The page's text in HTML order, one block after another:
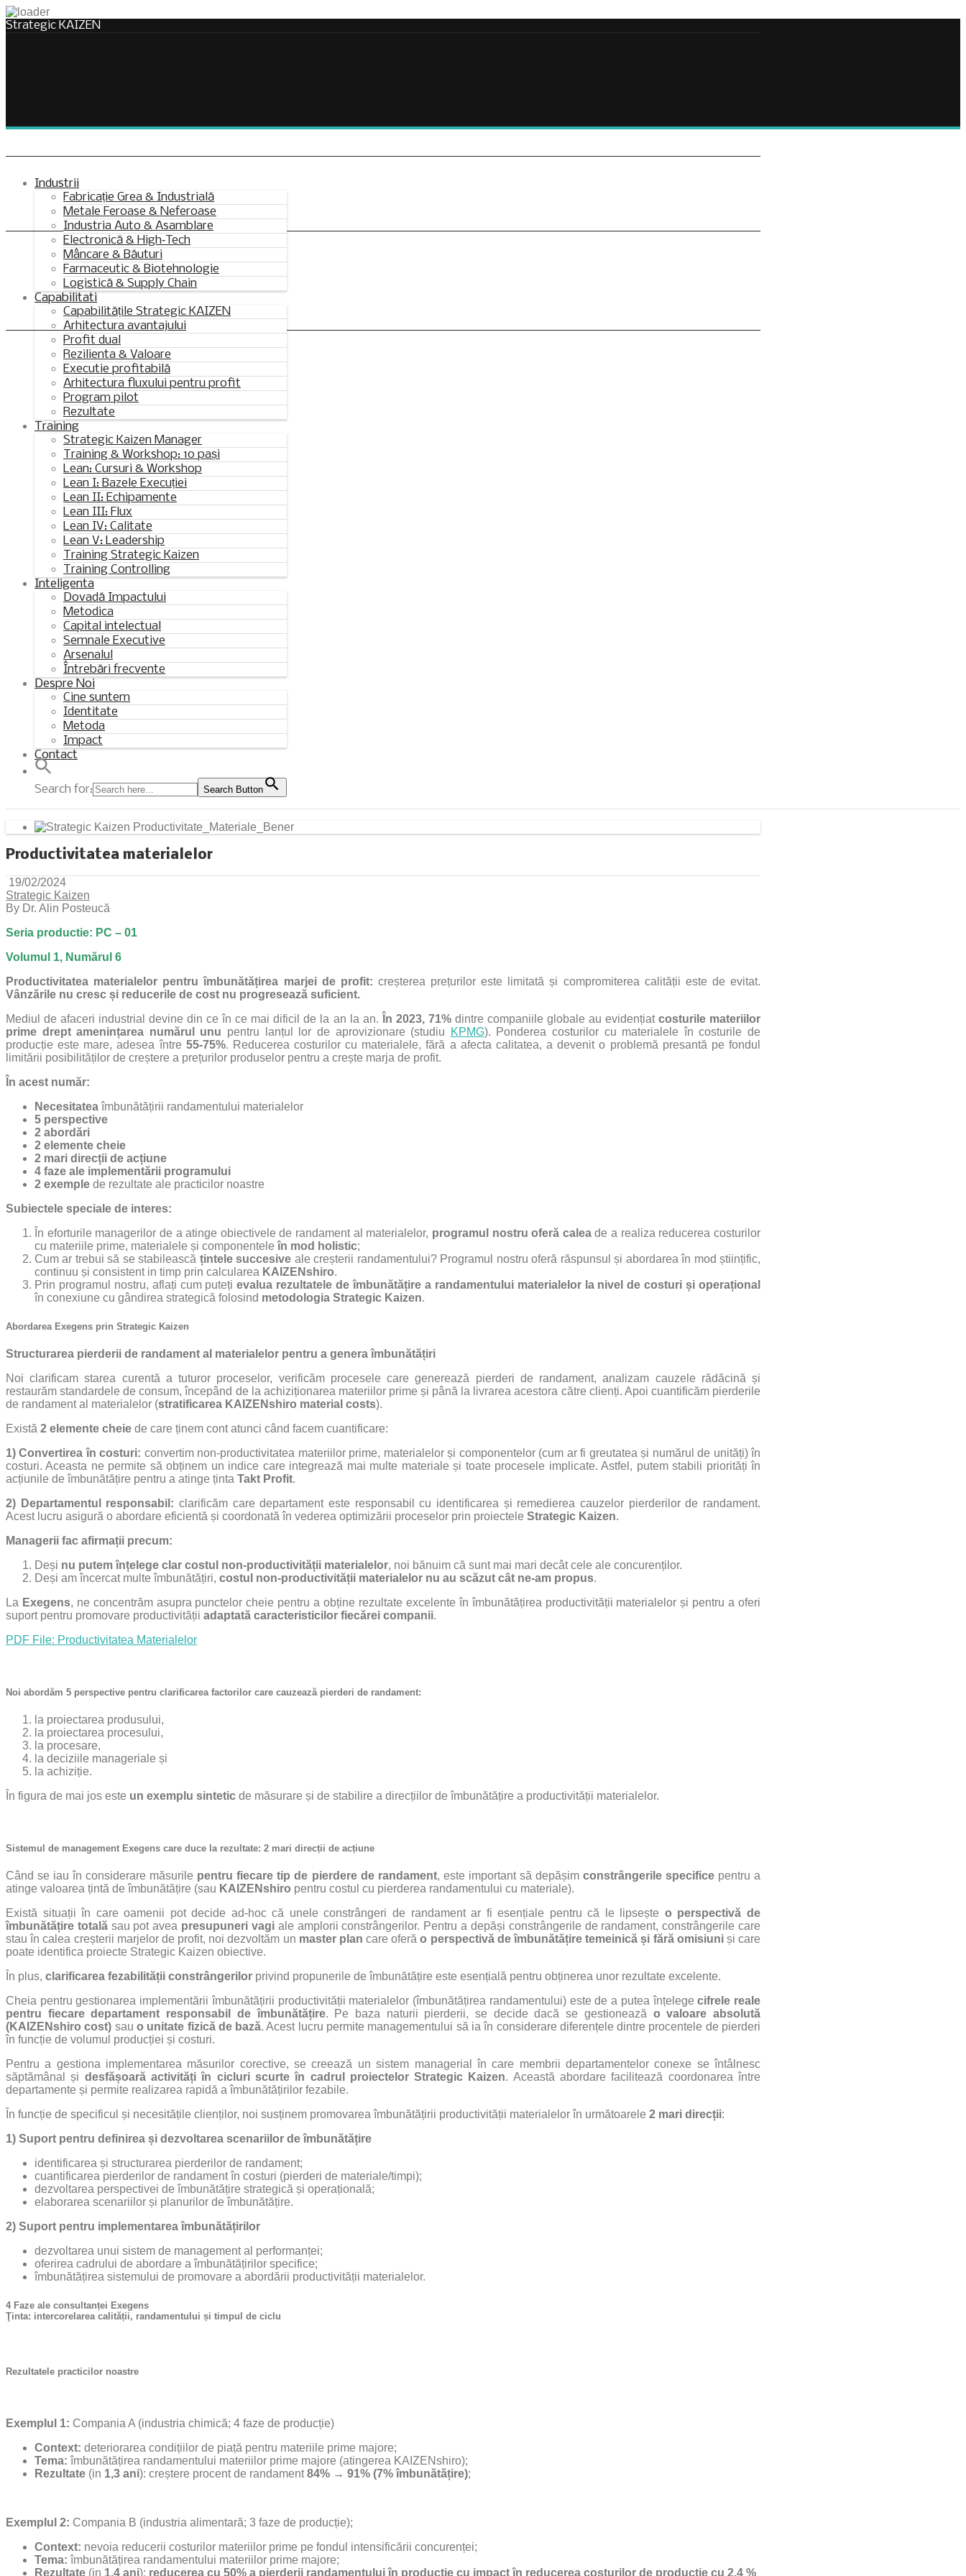
Strategic KAIZEN
KAIZENshiro Budget
Enterprise Resilience, Customer Value.
Synchronous Profitable Operations
Financially‑Disciplined Profit Flow
Industrii
Fabricație Grea & Industrială
Metale Feroase & Neferoase
Industria Auto & Asamblare
Electronică & High‑Tech
Mâncare & Băuturi
Farmaceutic & Biotehnologie
Logistică & Supply Chain
Capabilitati
Capabilitățile Strategic KAIZEN
Arhitectura avantajului
Profit dual
Rezilienta & Valoare
Executie profitabilă
Arhitectura fluxului pentru profit
Program pilot
Rezultate
Training
Strategic Kaizen Manager
Training & Workshop: 10 pași
Lean: Cursuri & Workshop
Lean I: Bazele Execuției
Lean II: Echipamente
Lean III: Flux
Lean IV: Calitate
Lean V: Leadership
Training Strategic Kaizen
Training Controlling
Inteligenta
Dovadă Impactului
Metodica
Capital intelectual
Semnale Executive
Arsenalul
Întrebări frecvente
Despre Noi
Cine suntem
Identitate
Metoda
Impact
Contact
Search for: Search Button
Productivitatea materialelor
19/02/2024
Strategic Kaizen
By Dr. Alin Posteucă
Seria productie: PC – 01
Volumul 1, Numărul 6
Productivitatea materialelor pentru îmbunătățirea marjei de profit: creșterea prețurilor este limitată și compromiterea calității este de evitat.
Vânzările nu cresc și reducerile de cost nu progresează suficient.
Mediul de afaceri industrial devine din ce în ce mai dificil de la an la an.
În 2023, 71%dintre companiile globale au evidențiat costurile materiilor
prime drept amenințarea numărul unu pentru lanțul lor de aprovizionare (studiu KPMG). Ponderea costurilor cu materialele în costurile de
producție este mare, adesea între 55-75%. Reducerea costurilor cu materialele, fără a afecta calitatea, a devenit o problemă presantă pe fondul
limitării posibilităților de creștere a prețurilor produselor pentru a crește marja de profit.
În acest număr:
Necesitatea îmbunătățirii randamentului materialelor
5 perspective
2 abordări
2 elemente cheie
2 mari direcții de acțiune
4 faze ale implementării programului
2 exemple de rezultate ale practicilor noastre
Subiectele speciale de interes:
În eforturile managerilor de a atinge obiectivele de randament al materialelor, programul nostru oferă caleade a realiza reducerea costurilor
cu materiile prime, materialele și componenteleîn mod holistic;
Cum ar trebui să se stabilească țintele succesive ale creșterii randamentului? Programul nostru oferă răspunsul și abordarea în mod științific,
continuu și consistent in timp prin calcularea KAIZENshiro.
Prin programul nostru, aflați cum putețievalua rezultatele de îmbunătățire a randamentului materialelor la nivel de costuri și operațional
în conexiune cu gândirea strategică folosind metodologia Strategic Kaizen.
Abordarea Exegens prin Strategic Kaizen
Structurarea pierderii de randament al materialelor pentru a genera îmbunătățiri
Noi clarificam starea curentă a tuturor proceselor, verificăm procesele care generează pierderi de randament, analizam cauzele rădăcină și
restaurăm standardele de consum, începând de la achiziționarea materiilor prime și până la livrarea acestora către clienți. Apoi cuantificăm pierderile
de randament al materialelor (stratificarea KAIZENshiro material costs).
Există 2 elemente cheie de care ținem cont atunci când facem cuantificare:
1) Convertirea în costuri: convertim non-productivitatea materiilor prime, materialelor și componentelor (cum ar fi greutatea și numărul de unități) în
costuri. Aceasta ne permite să obținem un indice care integrează mai multe materiale și toate procesele implicate. Astfel, putem stabili priorități în
acțiunile de îmbunătățire pentru a atinge ținta Takt Profit.
2) Departamentul responsabil: clarificăm care departament este responsabil cu identificarea și remedierea cauzelor pierderilor de randament.
Acest lucru asigură o abordare eficientă și coordonată în vederea optimizării proceselor prin proiectele Strategic Kaizen.
Managerii fac afirmații precum:
Deși nu putem înțelege clar costul non-productivității materialelor, noi bănuim că sunt mai mari decât cele ale concurenților.
Deși am încercat multe îmbunătățiri, costul non-productivității materialelor nu au scăzut cât ne-am propus.
La Exegens, ne concentrăm asupra punctelor cheie pentru a obține rezultate excelente în îmbunătățirea productivității materialelor și pentru a oferi
suport pentru promovare productivității adaptată caracteristicilor fiecărei companii.
PDF File: Productivitatea Materialelor
Noi abordăm 5 perspective pentru clarificarea factorilor care cauzează pierderi de randament:
la proiectarea produsului,
la proiectarea procesului,
la procesare,
la deciziile manageriale și
la achiziție.
În figura de mai jos este un exemplu sintetic de măsurare și de stabilire a direcțiilor de îmbunătățire a productivității materialelor.
Sistemul de management Exegens care duce la rezultate: 2 mari direcții de acțiune
Când se iau în considerare măsurile pentru fiecare tip de pierdere de randament, este important să depășim constrângerile specificepentru a
atinge valoarea țintă de îmbunătățire (sau KAIZENshiro pentru costul cu pierderea randamentului cu materiale).
Există situații în care oamenii pot decide ad-hoc că unele constrângeri de randament ar fi esențiale pentru că le lipsește o perspectivă de
îmbunătățire totalăsau pot avea presupuneri vagiale amplorii constrângerilor. Pentru a depăși constrângerile de randament, constrângerile care
stau în calea creșterii marjelor de profit, noi dezvoltăm un master plan care oferăo perspectivă de îmbunătățire temeinică și fără omisiuniși care
poate identifica proiecte Strategic Kaizen obiective.
În plus, clarificarea fezabilității constrângerilor privind propunerile de îmbunătățire este esențială pentru obținerea unor rezultate excelente.
Cheia pentru gestionarea implementării îmbunătățirii productivității materialelor (îmbunătățirea randamentului) este de a putea înțelegecifrele reale
pentru fiecare departament responsabil de îmbunătățire. Pe baza naturii pierderii, se decide dacă se gestionează o valoare absolută
(KAIZENshiro cost) sau o unitate fizică de bază. Acest lucru permite managementului să ia în considerare diferențele dintre procentele de pierderi
în funcție de volumul producției și costuri.
Pentru a gestiona implementarea măsurilor corective, se creează un sistem managerial în care membrii departamentelor conexe se întâlnesc
săptămânal și desfășoară activități în cicluri scurte în cadrul proiectelor Strategic Kaizen. Această abordare facilitează coordonarea între
departamente și permite realizarea rapidă a îmbunătățirilor fezabile.
În funcție de specificul și necesitățile clienților, noi susținem promovarea îmbunătățirii productivității materialelor în următoarele 2 mari direcții:
1) Suport pentru definirea și dezvoltarea scenariilor de îmbunătățire
identificarea și structurarea pierderilor de randament;
cuantificarea pierderilor de randament în costuri (pierderi de materiale/timpi);
dezvoltarea perspectivei de îmbunătățire strategică și operațională;
elaborarea scenariilor și planurilor de îmbunătățire.
2) Suport pentru implementarea îmbunătățirilor
dezvoltarea unui sistem de management al performanței;
oferirea cadrului de abordare a îmbunătățirilor specifice;
îmbunătățirea sistemului de promovare a abordării productivității materialelor.
4 Faze ale consultanței Exegens
Ţinta: intercorelarea calității, randamentului și timpul de ciclu
Rezultatele practicilor noastre
Exemplul 1: Compania A (industria chimică; 4 faze de producție)
Context: deteriorarea condițiilor de piață pentru materiile prime majore;
Tema: îmbunătățirea randamentului materiilor prime majore (atingerea KAIZENshiro);
Rezultate (in 1,3 ani): creștere procent de randament84% → 91% (7% îmbunătățire);
Exemplul 2: Compania B (industria alimentară; 3 faze de producție);
Context: nevoia reducerii costurilor materiilor prime pe fondul intensificării concurenței;
Tema: îmbunătățirea randamentului materiilor prime majore;
Rezultate (in 1,4 ani): reducerea cu 50% a pierderii randamentului în producție cu impact în reducerea costurilor de producție cu 2,4 %